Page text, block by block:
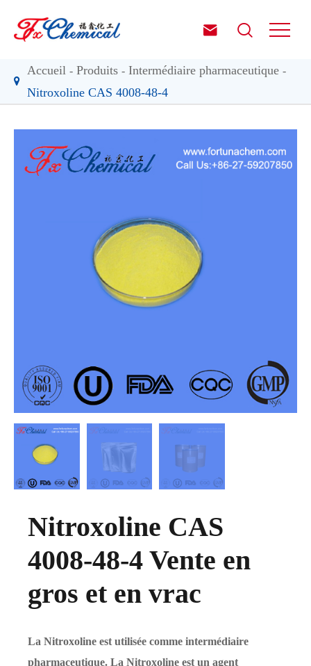
 
Accueil Produits
Intermédiaire pharmaceutique
Nitroxoline CAS 4008-48-4
Nitroxoline CAS
4008-48-4 Vente en
gros et en vrac
La Nitroxoline est utilisée comme intermédiaire
pharmaceutique. La Nitroxoline est un agent